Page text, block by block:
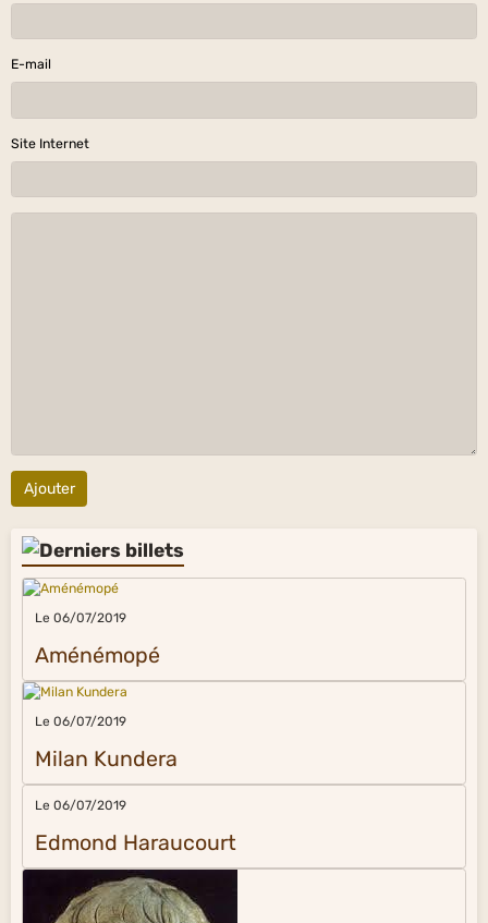
E-mail
Site Internet
Ajouter
Le 06/07/2019
Aménémopé
Le 06/07/2019
Milan Kundera
Le 06/07/2019
Edmond Haraucourt